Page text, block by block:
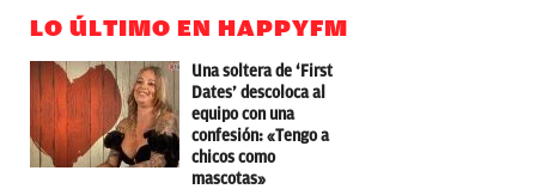
LO ÚLTIMO EN HAPPYFM
Una soltera de ‘First
Dates’ descoloca al
equipo con una
confesión: «Tengo a
chicos como
mascotas»